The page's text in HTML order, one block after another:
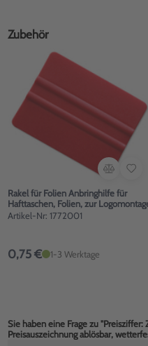
Zubehör
Rakel für Folien Anbringhilfe für
Hafttaschen, Folien, zur
Artikel-Nr: 1772001
0,75 € 1-3 Werktage
Sie haben eine Frage zu "Preisziffer:
Preisauszeichnung ablösbar,